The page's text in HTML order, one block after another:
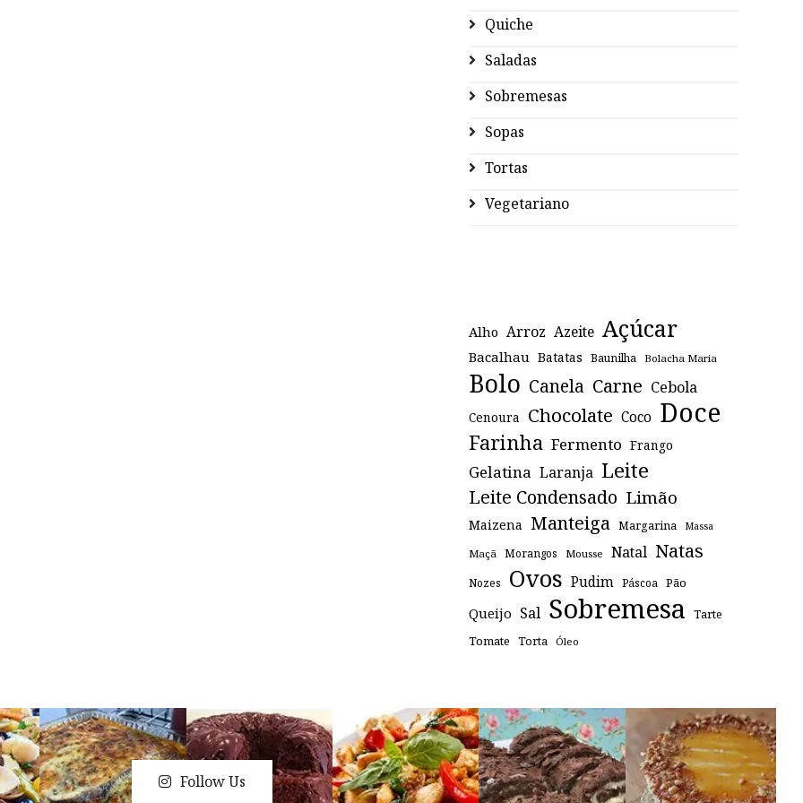
Quiche
Saladas
Sobremesas
Sopas
Tortas
Vegetariano
Alho Arroz Azeite Açúcar
Bacalhau Batatas Baunilha Bolacha Maria
Bolo Canela Carne Cebola
Cenoura Chocolate Coco Doce
Farinha Fermento Frango
Gelatina Laranja Leite
Leite Condensado Limão
Maizena Manteiga Margarina Massa
Maçã Morangos Mousse Natal Natas
Nozes Ovos Pudim Páscoa Pão
Queijo Sal Sobremesa Tarte
Tomate Torta Óleo
Follow Us